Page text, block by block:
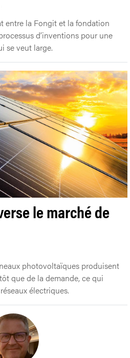
entre la Fongit et la fondation
d’inventions pour une
se veut large.
le marché de
photovoltaïques produisent
que de la demande, ce qui
électriques.